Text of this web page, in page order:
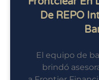
De REPO
El equipo de
brindó